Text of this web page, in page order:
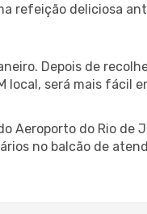
refeição deliciosa
Depois de
local, será mais fácil
Aeroporto do Rio
no balcão de